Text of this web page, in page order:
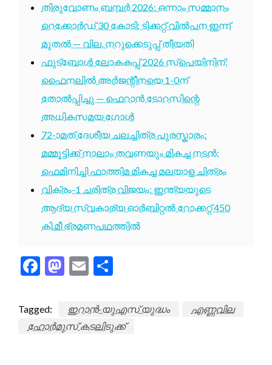
തിരുവോണം ബമ്പർ 2026: ഒന്നാം സമ്മാനം
റെക്കോർഡ് 30 കോടി; ടിക്കറ്റ് വിൽപന ഇന്ന്
മുതൽ — വില, നറുക്കെടുപ്പ് തീയതി
ഫുട്ബോൾ ലോകകപ്പ് 2026 സ്പെയിനിന്;
ഫൈനലിൽ അർജന്റീനയെ 1-0ന്
തോൽപ്പിച്ചു — ഫെറാൻ ടോറസിന്റെ
അധികസമയ ഗോൾ
72-ാമത് ദേശീയ ചലച്ചിത്ര പുരസ്കാരം:
മമ്മൂട്ടിക്ക് നാലാം തവണയും മികച്ച നടൻ;
ഫെമിനിച്ചി ഫാത്തിമ മികച്ച മലയാള ചിത്രം
വിക്രം-1 ചരിത്ര വിജയം: ഇന്ത്യയുടെ
ആദ്യ സ്വകാര്യ ഓർബിറ്റൽ റോക്കറ്റ് 450
കി.മീ ഭ്രമണപഥത്തിൽ
Facebook
Mastodon
Email
Tagged: ഇറാൻ-യുഎസ് യുദ്ധം
എണ്ണവില
ഹോർമുസ് കടലിടുക്ക്